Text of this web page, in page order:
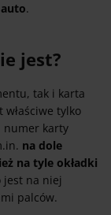
.
jest?
tak i karta
tylko
numer karty
na dole
na tyle okładki
jest na niej
palców.